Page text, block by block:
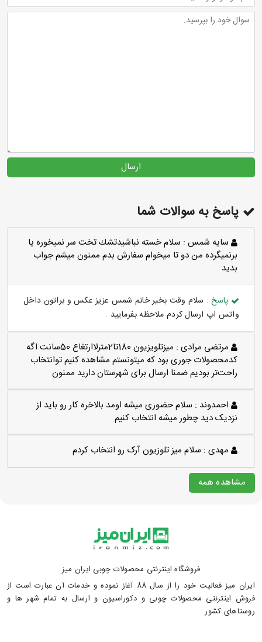
ارسال
پاسخ به سوالات شما
سايه شمس : سلام خسته نباشيدتشك تخت سر نميخوره يا
برنميگرده من دو تا ميخوام سفارش بدم ممنون ميشم جواب
بديد
پاسخ : سلام وقت بخیر خانم شمس عزیز عکس و براتون داخل
واتس اپ ارسال کردم ملاحظه بفرمایید .
مرتضی مرادی :
میزتلویزیون 180تا2مترلاارتغاع 50سانت اگه
کدمحصولات جوری بود که میتونستم مشاهده کنیم توانتخاب
راحت‌تر بودیم ضمنا ارسال برای شهرستان دارید ممنون
احمدوند : سلام حضوری میشه اومد بالاخره کار رو باید از
نزدیک دید چطور میشه انتخاب کنیم
مهدی : سلام میز تلوزیون آرک رو انتخاب کردم
مشاهده همه
فروشگاه اینترنتی محصولات چوبی ایران میز
ایران میز فعالیت خود را از سال 88 آغاز نموده و خدمات آن عبارت است از
فروش اینترنتی محصولات چوبی و دکوراسیون و ارسال به تمام شهر ها و
روستاهای کشور